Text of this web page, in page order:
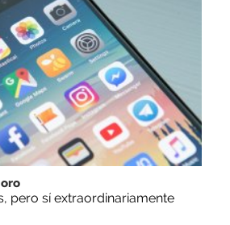
pero sí extraordinariamente